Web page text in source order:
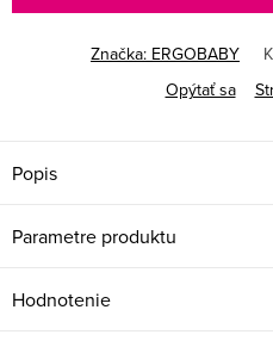
Značka: ERGOBABY
Opýtať sa
Popis
Parametre produktu
Hodnotenie